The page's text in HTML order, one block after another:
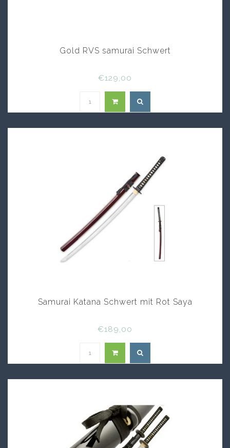
Gold RVS samurai Schwert
€129,00
Samurai Katana Schwert mit Rot Saya
€189,00